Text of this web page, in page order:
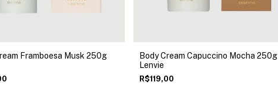
Framboesa Musk 250g
Body Cream Capuccino Mocha 250g
Lenvie
R$119,00